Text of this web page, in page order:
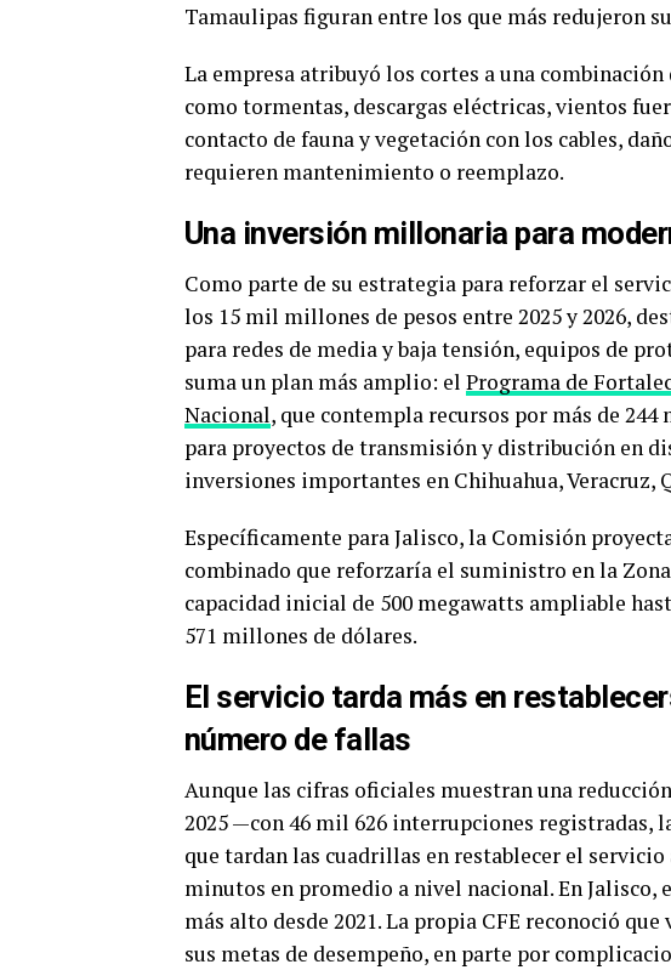
Tamaulipas figuran entre los que más redujeron
La empresa atribuyó los cortes a una
como tormentas, descargas eléctricas, vientos
contacto de fauna y vegetación con los cables,
requieren mantenimiento o reemplazo.
Una inversión millonaria para
Como parte de su estrategia para reforzar el
los 15 mil millones de pesos entre 2025 y 2026,
para redes de media y baja tensión, equipos de
suma un plan más amplio: el Programa de
Nacional, que contempla recursos por más de
para proyectos de transmisión y distribución en
inversiones importantes en Chihuahua, Veracruz,
Específicamente para Jalisco, la Comisión
combinado que reforzaría el suministro en la
capacidad inicial de 500 megawatts ampliable
571 millones de dólares.
El servicio tarda más en
número de fallas
Aunque las cifras oficiales muestran una
2025 —con 46 mil 626 interrupciones registradas,
que tardan las cuadrillas en restablecer el
minutos en promedio a nivel nacional. En
más alto desde 2021. La propia CFE reconoció
sus metas de desempeño, en parte por